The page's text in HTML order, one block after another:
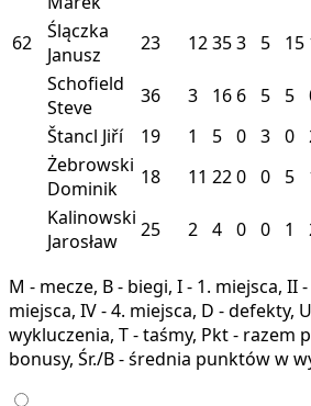
62
Ślączka
Janusz
23 12353 5 15
Schofield
Steve
36 3 16 6 5 5
Štancl Jiří
19 1 5 0 3 0
Żebrowski
Dominik
18 11 220 0 5
Kalinowski
Jarosław
25 2 4 0 0 1
M - mecze, B - biegi, I - 1. miejsca, II
miejsca, IV - 4. miejsca, D - defekty,
wykluczenia, T - taśmy, Pkt - razem
bonusy, Śr./B - średnia punktów w